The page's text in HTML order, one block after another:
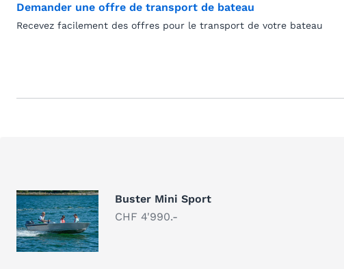
Demander une offre de transport de bateau
Recevez facilement des offres pour le transport de votre bateau
Buster Mini Sport
CHF 4'990.-